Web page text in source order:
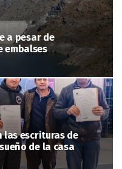
a pesar de
embalses
las escrituras de
de la casa